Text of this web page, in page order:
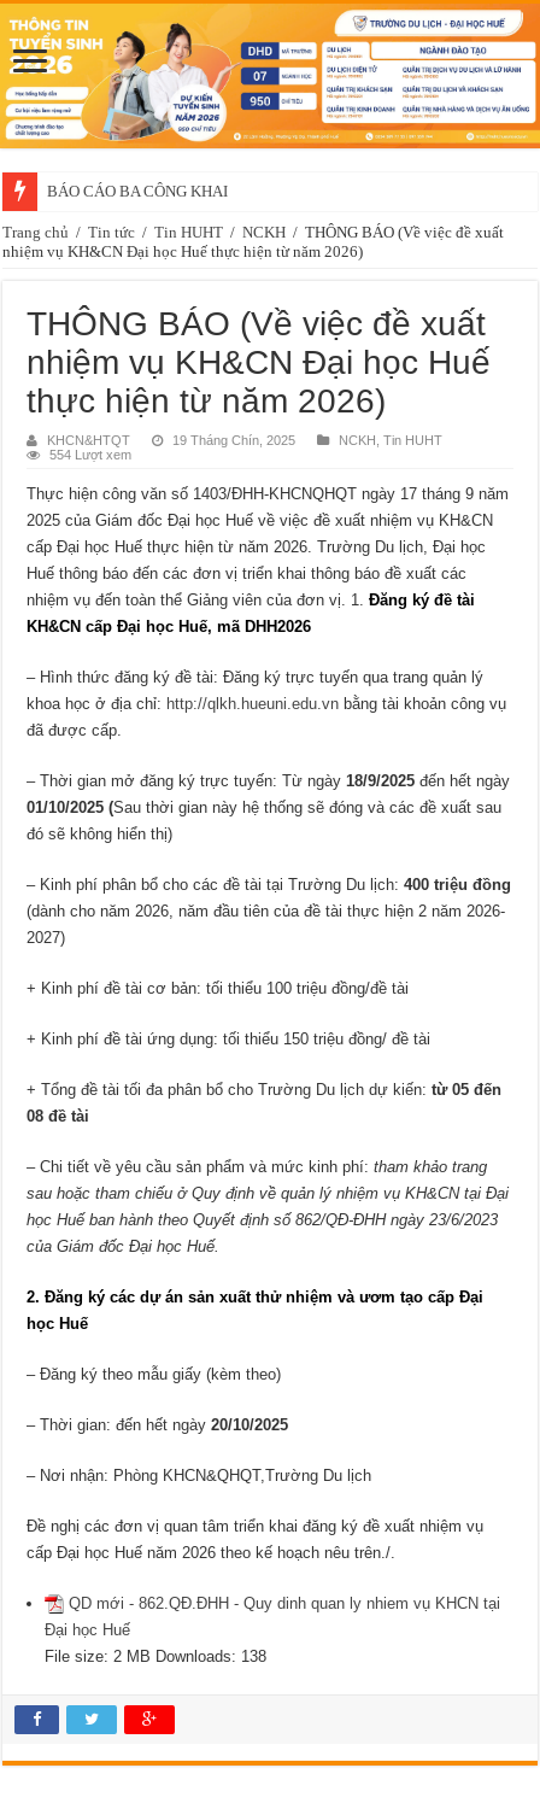
BÁO CÁO BA CÔNG KHAI
Trang chủ / Tin tức / Tin HUHT / NCKH / THÔNG BÁO (Về việc đề xuất
nhiệm vụ KH&CN Đại học Huế thực hiện từ năm 2026)
THÔNG BÁO (Về việc đề xuất
nhiệm vụ KH&CN Đại học Huế
thực hiện từ năm 2026)
KHCN&HTQT 19 Tháng Chín, 2025 NCKH ,Tin HUHT
554 Lượt xem
Thực hiện công văn số 1403/ĐHH-KHCNQHQT ngày 17 tháng 9 năm
2025 của Giám đốc Đại học Huế về việc đề xuất nhiệm vụ KH&CN
cấp Đại học Huế thực hiện từ năm 2026. Trường Du lịch, Đại học
Huế thông báo đến các đơn vị triển khai thông báo đề xuất các
nhiệm vụ đến toàn thể Giảng viên của đơn vị. 1.Đăng ký đề tài
KH&CN cấp Đại học Huế, mã DHH2026
– Hình thức đăng ký đề tài: Đăng ký trực tuyến qua trang quản lý
khoa học ở địa chỉ: http://qlkh.hueuni.edu.vn bằng tài khoản công vụ
đã được cấp.
– Thời gian mở đăng ký trực tuyến: Từ ngày 18/9/2025 đến hết ngày
01/10/2025 (Sau thời gian này hệ thống sẽ đóng và các đề xuất sau
đó sẽ không hiển thị)
– Kinh phí phân bổ cho các đề tài tại Trường Du lịch: 400 triệu đồng
(dành cho năm 2026, năm đầu tiên của đề tài thực hiện 2 năm 2026-
2027)
+ Kinh phí đề tài cơ bản: tối thiểu 100 triệu đồng/đề tài
+ Kinh phí đề tài ứng dụng: tối thiểu 150 triệu đồng/ đề tài
+ Tổng đề tài tối đa phân bổ cho Trường Du lịch dự kiến:từ 05 đến
08 đề tài
–Chi tiết về yêu cầu sản phẩm và mức kinh phí: tham khảo trang
sau hoặc tham chiếu ở Quy định về quản lý nhiệm vụ KH&CN tại Đại
học Huế ban hành theo Quyết định số 862/QĐ-ĐHH ngày 23/6/2023
của Giám đốc Đại học Huế.
2. Đăng ký các dự án sản xuất thử nhiệm và ươm tạo cấp Đại
học Huế
– Đăng ký theo mẫu giấy (kèm theo)
– Thời gian: đến hết ngày20/10/2025
– Nơi nhận: Phòng KHCN&QHQT,Trường Du lịch
Đề nghị các đơn vị quan tâm triển khai đăng ký đề xuất nhiệm vụ
cấp Đại học Huế năm 2026 theo kế hoạch nêu trên./.
QD mới - 862.QĐ.ĐHH - Quy dinh quan ly nhiem vụ KHCN tại
Đại học Huế
File size: 2 MB Downloads: 138